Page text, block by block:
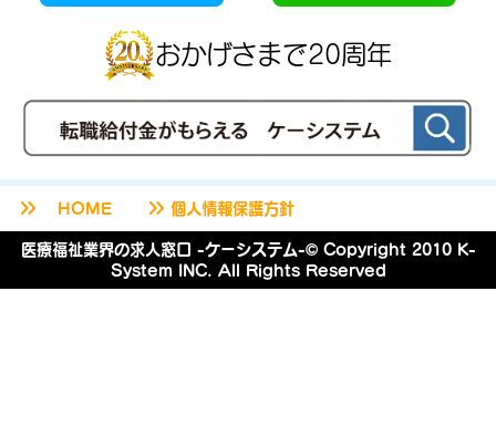
おかげさまで20周年
keyboard_double_arrow_right HOME keyboard_double_arrow_right個人情報保護方針
医療福祉業界の求人窓口 -ケーシステム-© Copyright 2010 K-
System INC. All Rights Reserved